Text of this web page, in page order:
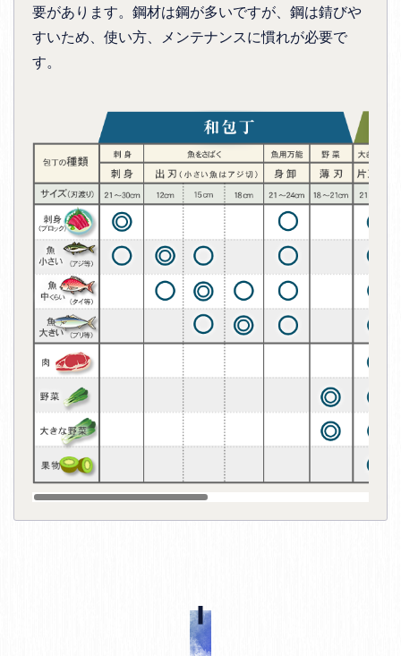
要があります。鋼材は鋼が多いですが、鋼は錆びや
すいため、使い方、メンテナンスに慣れが必要で
す。